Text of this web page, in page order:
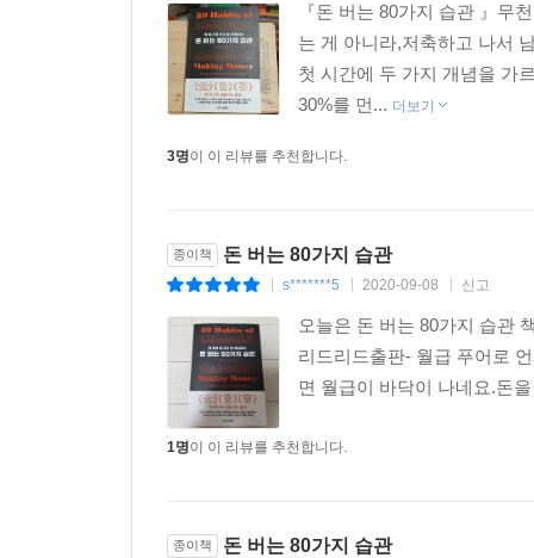
『돈 버는 80가지 습관 』
는 게 아니라,저축하고 나서
첫 시간에 두 가지 개념을 가
30%를 먼... 더보기
3명이 이 리뷰를 추천합니다.
종이책 돈 버는 80가지 습관
s*******5 2020-09-08 신고
오늘은 돈 버는 80가지 습관
리드리드출판- 월급 푸어로
면 월급이 바닥이 나네요.돈
1명이 이 리뷰를 추천합니다.
종이책 돈 버는 80가지 습관